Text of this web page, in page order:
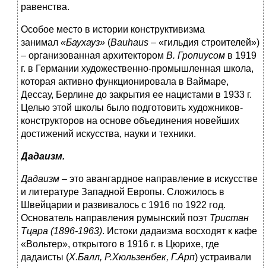
равенства.
Особое место в истории конструктивизма
занимал «Баухауз» (Bauhaus – «гильдия строителей»)
– организованная архитектором В. Гропиусом в 1919
г. в Германии художественно-промышленная школа,
которая активно функционировала в Ваймаре,
Дессау, Берлине до закрытия ее нацистами в 1933 г.
Целью этой школы было подготовить художников-
конструкторов на основе объединения новейших
достижений искусства, науки и техники.
Дадаизм.
Дадаизм – это авангардное направление в искусстве
и литературе Западной Европы. Сложилось в
Швейцарии и развивалось с 1916 по 1922 год.
Основатель направления румынский поэт Тристан
Тцара (1896-1963). Истоки дадаизма восходят к кафе
«Вольтер», открытого в 1916 г. в Цюрихе, где
дадаисты (Х.Балл, Р.Хюльзенбек, Г.Арп) устраивали